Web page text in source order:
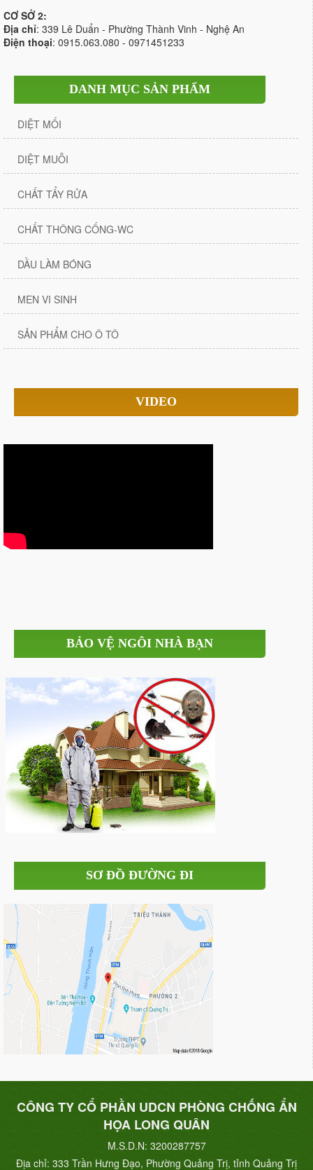
CƠ SỞ 2:
Địa chỉ: 339 Lê Duẩn - Phường Thành Vinh - Nghệ An
Điện thoại: 0915.063.080 - 0971451233
DANH MỤC SẢN PHẨM
DIỆT MỐI
DIỆT MUỖI
CHẤT TẨY RỬA
CHẤT THÔNG CỐNG-WC
DẦU LÀM BÓNG
MEN VI SINH
SẢN PHẨM CHO Ô TÔ
VIDEO
BẢO VỆ NGÔI NHÀ BẠN
SƠ ĐỒ ĐƯỜNG ĐI
CÔNG TY CỔ PHẦN UDCN PHÒNG CHỐNG ẨN
HỌA LONG QUÂN
M.S.D.N: 3200287757
Địa chỉ: 333 Trần Hưng Đạo, Phường Quảng Trị, tỉnh Quảng Trị